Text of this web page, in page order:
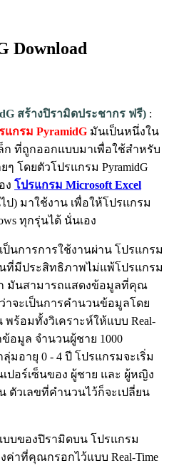
Download
สร้างปิรามิดประชากร ฟรี) :
แกรม PyramidG มันเป็นหนึ่งใน
ก ที่ถูกออกแบบมาเพื่อใช้สำหรับ
โดยตัวโปรแกรม PyramidG
ง โปรแกรม Microsoft Excel
ป) มาใช้งาน เพื่อให้โปรแกรม
ทุกรุ่นได้ นั่นเอง
ป็นการการใช้งานผ่าน โปรแกรม
นที่มีประสิทธิภาพไม่แพ้โปรแกรม
ก มันสามารถแสดงข้อมูลที่คุณ
าจะเป็นการคำนวนข้อมูลโดย
ร้อมทั้งวิเคราะห์ให้แบบ Real-
อมูล จำนวนผู้ชาย 1000
มอายุ 0 - 4 ปี โปรแกรมจะเริ่ม
ปอร์เซ็นของ ผู้ชาย และ ผู้หญิง
ตัวเลขที่คำนวนไว้ก็จะเปลี่ยน
บของปิรามิดบน โปรแกรม
งค่าที่คุณกรอกไว้แบบ Real-Time